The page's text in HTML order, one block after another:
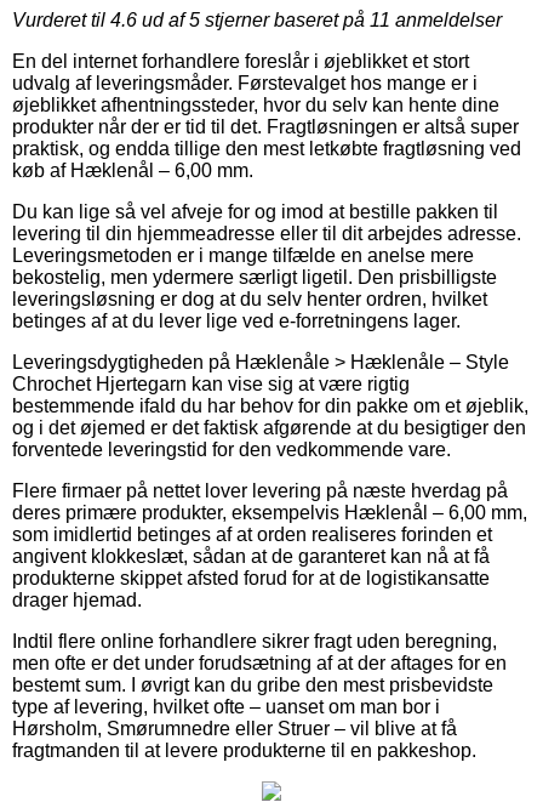
Vurderet til 4.6 ud af 5 stjerner baseret på 11 anmeldelser
En del internet forhandlere foreslår i øjeblikket et stort
udvalg af leveringsmåder. Førstevalget hos mange er i
øjeblikket afhentningssteder, hvor du selv kan hente dine
produkter når der er tid til det. Fragtløsningen er altså super
praktisk, og endda tillige den mest letkøbte fragtløsning ved
køb af Hæklenål – 6,00 mm.
Du kan lige så vel afveje for og imod at bestille pakken til
levering til din hjemmeadresse eller til dit arbejdes adresse.
Leveringsmetoden er i mange tilfælde en anelse mere
bekostelig, men ydermere særligt ligetil. Den prisbilligste
leveringsløsning er dog at du selv henter ordren, hvilket
betinges af at du lever lige ved e-forretningens lager.
Leveringsdygtigheden på Hæklenåle > Hæklenåle – Style
Chrochet Hjertegarn kan vise sig at være rigtig
bestemmende ifald du har behov for din pakke om et øjeblik,
og i det øjemed er det faktisk afgørende at du besigtiger den
forventede leveringstid for den vedkommende vare.
Flere firmaer på nettet lover levering på næste hverdag på
deres primære produkter, eksempelvis Hæklenål – 6,00 mm,
som imidlertid betinges af at orden realiseres forinden et
angivent klokkeslæt, sådan at de garanteret kan nå at få
produkterne skippet afsted forud for at de logistikansatte
drager hjemad.
Indtil flere online forhandlere sikrer fragt uden beregning,
men ofte er det under forudsætning af at der aftages for en
bestemt sum. I øvrigt kan du gribe den mest prisbevidste
type af levering, hvilket ofte – uanset om man bor i
Hørsholm, Smørumnedre eller Struer – vil blive at få
fragtmanden til at levere produkterne til en pakkeshop.